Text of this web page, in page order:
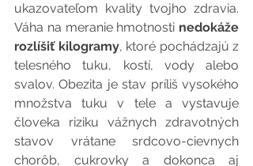
ukazovateľom kvality tvojho zdravia.
Váha na meranie hmotnosti nedokáže
rozlíšiť kilogramy, ktoré pochádzajú z
telesného tuku, kostí, vody alebo
svalov. Obezita je stav príliš vysokého
množstva tuku v tele a vystavuje
človeka riziku vážnych zdravotných
stavov vrátane srdcovo-cievnych
chorôb, cukrovky a dokonca aj